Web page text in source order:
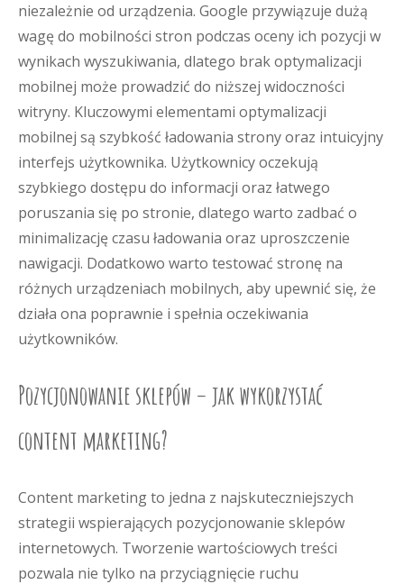
niezależnie od urządzenia. Google przywiązuje dużą
wagę do mobilności stron podczas oceny ich pozycji w
wynikach wyszukiwania, dlatego brak optymalizacji
mobilnej może prowadzić do niższej widoczności
witryny. Kluczowymi elementami optymalizacji
mobilnej są szybkość ładowania strony oraz intuicyjny
interfejs użytkownika. Użytkownicy oczekują
szybkiego dostępu do informacji oraz łatwego
poruszania się po stronie, dlatego warto zadbać o
minimalizację czasu ładowania oraz uproszczenie
nawigacji. Dodatkowo warto testować stronę na
różnych urządzeniach mobilnych, aby upewnić się, że
działa ona poprawnie i spełnia oczekiwania
użytkowników.
Pozycjonowanie sklepów – jak wykorzystać
content marketing?
Content marketing to jedna z najskuteczniejszych
strategii wspierających pozycjonowanie sklepów
internetowych. Tworzenie wartościowych treści
pozwala nie tylko na przyciągnięcie ruchu